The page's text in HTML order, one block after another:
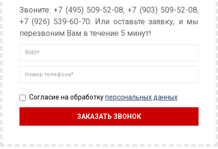
Звоните: +7 (495) 509-52-08, +7 (903) 509-52-08,
+7 (926) 539-60-70. Или оставьте заявку, и мы
перезвоним Вам в течение 5 минут!
Согласие на обработкуперсональных данных